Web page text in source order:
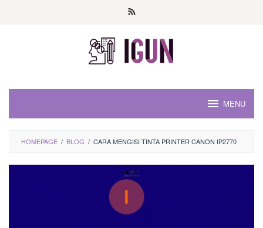
MENU
HOMEPAGE / BLOG / CARA MENGISI TINTA PRINTER CANON IP2770